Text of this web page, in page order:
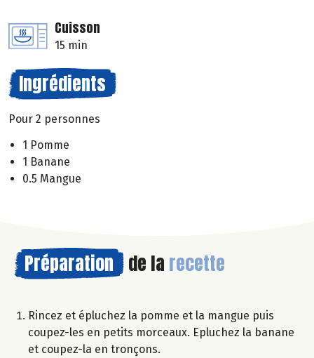
Cuisson
15 min
Ingrédients
Pour 2 personnes
1 Pomme
1 Banane
0.5 Mangue
Préparation de la recette
Rincez et épluchez la pomme et la mangue puis
coupez-les en petits morceaux. Epluchez la banane
et coupez-la en tronçons.